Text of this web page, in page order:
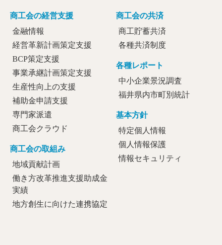
商工会の経営支援
金融情報
経営革新計画策定支援
BCP策定支援
事業承継計画策定支援
生産性向上の支援
補助金申請支援
専門家派遣
商工会クラウド
商工会の取組み
地域貢献計画
働き方改革推進支援助成金
実績
地方創生に向けた連携協定
商工会の共済
商工貯蓄共済
各種共済制度
各種レポート
中小企業景況調査
福井県内市町別統計
基本方針
特定個人情報
個人情報保護
情報セキュリティ